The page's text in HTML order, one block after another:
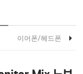
이어폰/헤드폰